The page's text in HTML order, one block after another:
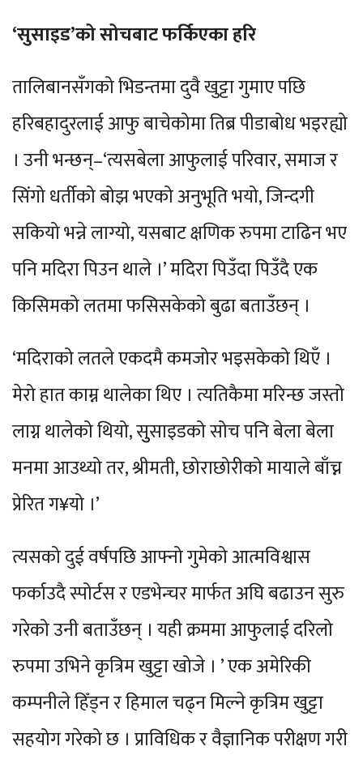
‘सुसाइड’को सोचबाट फर्किएका हरि
तालिबानसँगको भिडन्तमा दुवै खुट्टा गुमाए पछि
हरिबहादुरलाई आफु बाचेकोमा तिब्र पीडाबोध भइरह्यो
। उनी भन्छन्–‘त्यसबेला आफुलाई परिवार, समाज र
सिंगो धर्तीको बोझ भएको अनुभूति भयो, जिन्दगी
सकियो भन्ने लाग्यो, यसबाट क्षणिक रुपमा टाढिन भए
पनि मदिरा पिउन थाले ।’ मदिरा पिउँदा पिउँदै एक
किसिमको लतमा फसिसकेको बुढा बताउँछन् ।
‘मदिराको लतले एकदमै कमजोर भइसकेको थिएँ ।
मेरो हात काम्न थालेका थिए । त्यतिकैमा मरिन्छ जस्तो
लाग्न थालेको थियो, सुुसाइडको सोच पनि बेला बेला
मनमा आउथ्यो तर, श्रीमती, छोराछोरीको मायाले बाँच्न
प्रेरित ग¥यो ।’
त्यसको दुई वर्षपछि आफ्नो गुमेको आत्मविश्वास
फर्काउदै स्पोर्टस र एडभेन्चर मार्फत अघि बढाउन सुरु
गरेको उनी बताउँछन् । यही क्रममा आफुलाई दरिलो
रुपमा उभिने कृत्रिम खुट्टा खोजे । ’ एक अमेरिकी
कम्पनीले हिँड्न र हिमाल चढ्न मिल्ने कृत्रिम खुट्टा
सहयोग गरेको छ । प्राविधिक र वैज्ञानिक परीक्षण गरी